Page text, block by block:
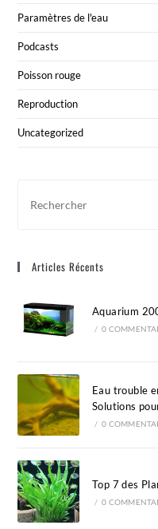
Paramètres de l'eau
Podcasts
Poisson rouge
Reproduction
Uncategorized
Articles Récents
Aquarium
/ 0
Eau trouble
Solutions
/ 0
Top 7 des
/ 0